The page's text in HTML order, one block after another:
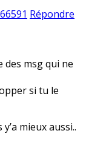
Répondre
des msg qui ne
si tu le
mieux aussi..